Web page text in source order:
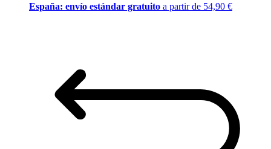
España: envío estándar gratuito a partir de 54,90 €